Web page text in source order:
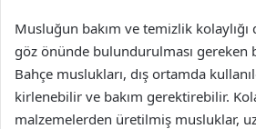
Musluğun bakım ve temizlik
göz önünde bulundurulması gereken
Bahçe muslukları, dış ortamda
kirlenebilir ve bakım gerektirebilir.
malzemelerden üretilmiş musluklar,